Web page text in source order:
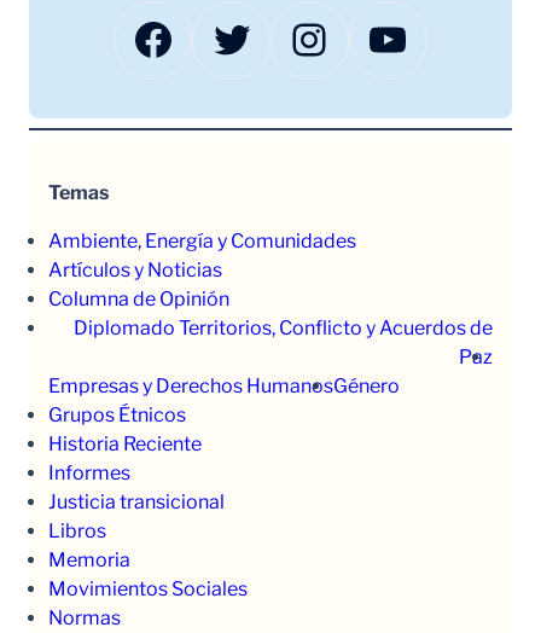
Facebook Twitter Instagram YouTube
Temas
Ambiente, Energía y Comunidades
Artículos y Noticias
Columna de Opinión
Diplomado Territorios, Conflicto y Acuerdos de
Paz
Empresas y Derechos HumanosGénero
Grupos Étnicos
Historia Reciente
Informes
Justicia transicional
Libros
Memoria
Movimientos Sociales
Normas